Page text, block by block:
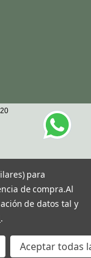
para
de compra.Al
de datos tal y
.
Aceptar todas